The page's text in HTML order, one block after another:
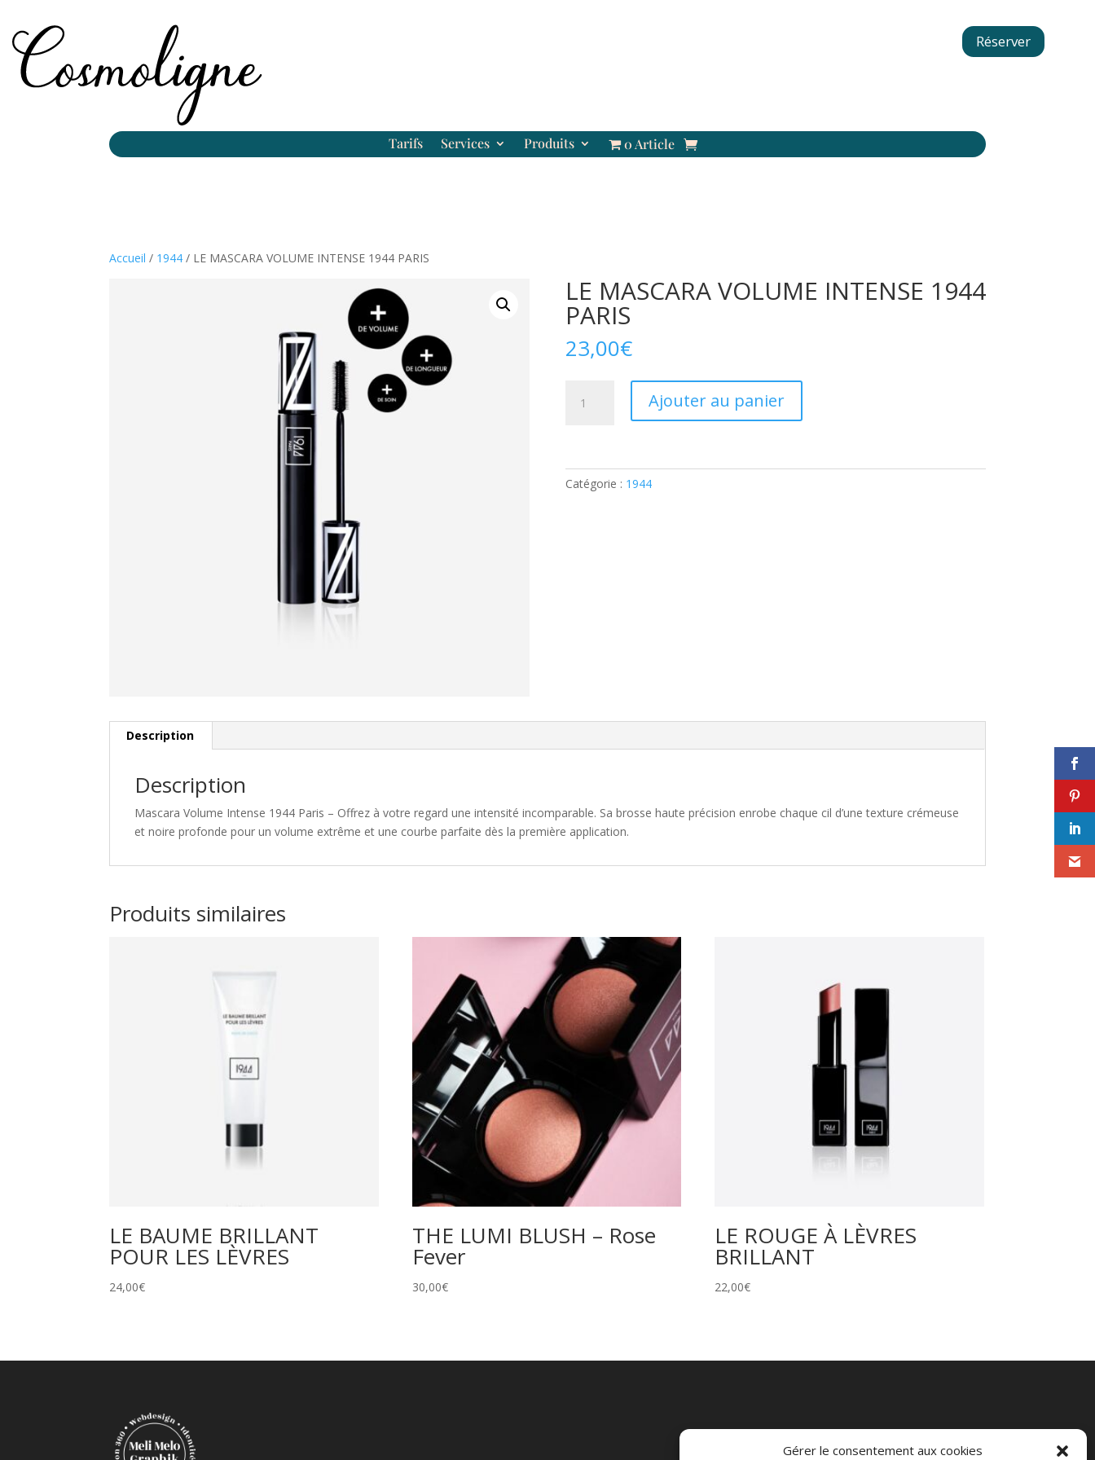
Gérer le consentement aux cookies
Réserver
Tarifs Services Produits 0 Article
Accueil / 1944 / LE MASCARA VOLUME INTENSE 1944 PARIS
LE MASCARA VOLUME INTENSE 1944
PARIS
23,00€
INTENSE
Ajouter au panier
Catégorie : 1944
Description
Description
Mascara Volume Intense 1944 Paris – Offrez à votre regard une intensité incomparable. Sa brosse haute précision enrobe chaque cil d’une texture crémeuse
et noire profonde pour un volume extrême et une courbe parfaite dès la première application.
Produits similaires
LE BAUME BRILLANT
POUR LES LÈVRES
24,00€
THE LUMI BLUSH – Rose
Fever
30,00€
LE ROUGE À LÈVRES
BRILLANT
22,00€